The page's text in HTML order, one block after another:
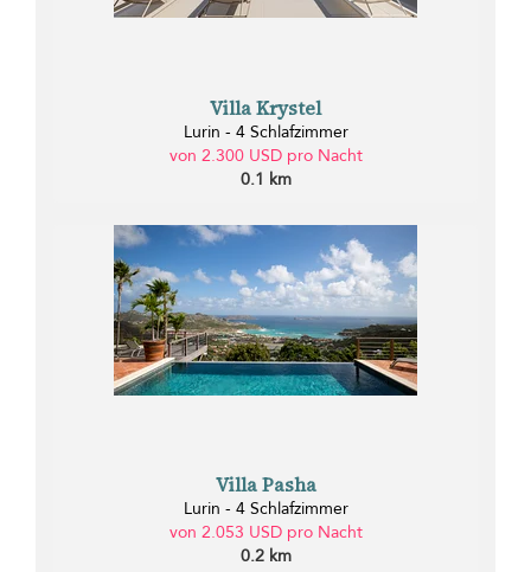
Villa Krystel
Lurin - 4 Schlafzimmer
von 2.300 USD pro Nacht
0.1 km
Villa Pasha
Lurin - 4 Schlafzimmer
von 2.053 USD pro Nacht
0.2 km